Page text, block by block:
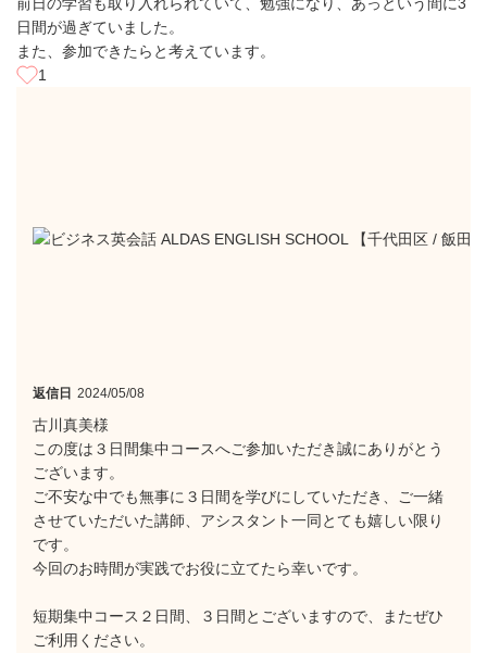
日間が過ぎていました。
また、参加できたらと考えています。
1
返信日 2024/05/08
古川真美様
この度は３日間集中コースへご参加いただき誠にありがとう
ございます。
ご不安な中でも無事に３日間を学びにしていただき、ご一緒
させていただいた講師、アシスタント一同とても嬉しい限り
です。
今回のお時間が実践でお役に立てたら幸いです。
短期集中コース２日間、３日間とございますので、またぜひ
ご利用ください。